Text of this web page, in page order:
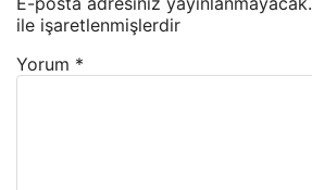
ile işaretlenmişlerdir
Yorum *